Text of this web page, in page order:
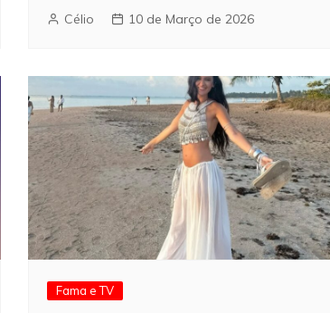
Célio 10 de Março de 2026
Fama e TV